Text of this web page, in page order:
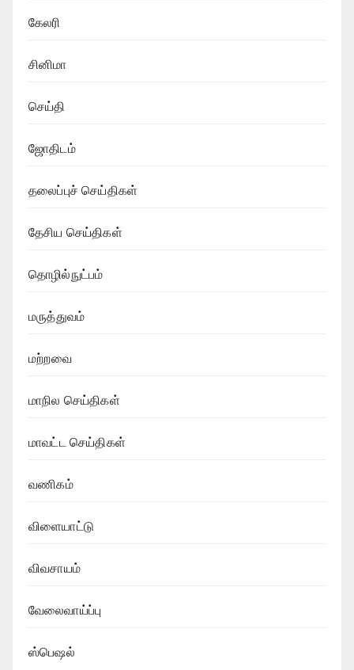
கேலரி
சினிமா
செய்தி
ஜோதிடம்
தலைப்புச் செய்திகள்
தேசிய செய்திகள்
தொழில்நுட்பம்
மருத்துவம்
மற்றவை
மாநில செய்திகள்
மாவட்ட செய்திகள்
வணிகம்
விளையாட்டு
விவசாயம்
வேலைவாய்ப்பு
ஸ்பெஷல்